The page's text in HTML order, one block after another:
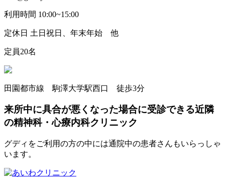
利用時間 10:00~15:00
定休日 土日祝日、年末年始 他
定員20名
田園都市線 駒澤大学駅西口 徒歩3分
来所中に具合が悪くなった場合に受診できる近隣
の精神科・心療内科クリニック
グディをご利用の方の中には通院中の患者さんもいらっしゃ
います。